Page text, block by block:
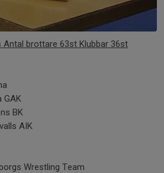
Antal brottare 63st Klubbar 36st
GAK
BK
AIK
Wrestling Team